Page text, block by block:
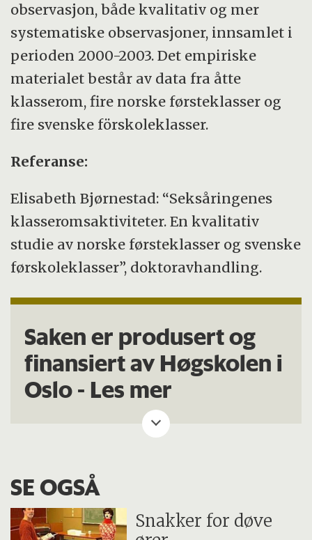
observasjon, både kvalitativ og mer
systematiske observasjoner, innsamlet i
perioden 2000-2003. Det empiriske
materialet består av data fra åtte
klasserom, fire norske førsteklasser og
fire svenske förskoleklasser.
Referanse:
Elisabeth Bjørnestad: “Seksåringenes
klasseromsaktiviteter. En kvalitativ
studie av norske førsteklasser og svenske
førskoleklasser”, doktoravhandling.
Saken er produsert og
finansiert av Høgskolen i
Oslo - Les mer
SE OGSÅ
Snakker for døve